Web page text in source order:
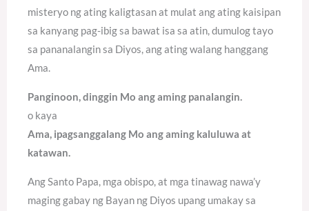
misteryo ng ating kaligtasan at mulat ang ating kaisipan
sa kanyang pag-ibig sa bawat isa sa atin, dumulog tayo
sa pananalangin sa Diyos, ang ating walang hanggang
Ama.
Panginoon, dinggin Mo ang aming panalangin.
o kaya
Ama, ipagsanggalang Mo ang aming kaluluwa at
katawan.
Ang Santo Papa, mga obispo, at mga tinawag nawa’y
maging gabay ng Bayan ng Diyos upang umakay sa